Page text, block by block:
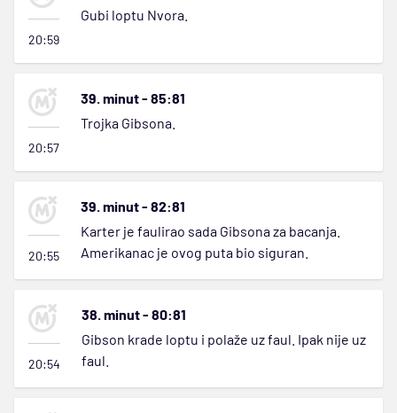
20:59
Gubi loptu Nvora.
20:57
39. minut - 85:81
Trojka Gibsona.
20:55
39. minut - 82:81
Karter je faulirao sada Gibsona za bacanja.
Amerikanac je ovog puta bio siguran.
20:54
38. minut - 80:81
Gibson krade loptu i polaže uz faul. Ipak nije uz
faul.